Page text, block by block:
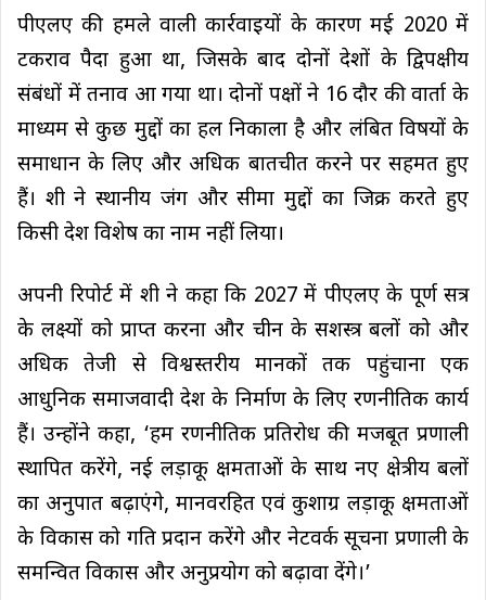
पीएलए की हमले वाली कार्रवाइयों के कारण मई 2020 में
टकराव पैदा हुआ था, जिसके बाद दोनों देशों के द्विपक्षीय
संबंधों में तनाव आ गया था। दोनों पक्षों ने 16 दौर की वार्ता के
माध्यम से कुछ मुद्दों का हल निकाला है और लंबित विषयों के
समाधान के लिए और अधिक बातचीत करने पर सहमत हुए
हैं। शी ने स्थानीय जंग और सीमा मुद्दों का जिक्र करते हुए
किसी देश विशेष का नाम नहीं लिया।
अपनी रिपोर्ट में शी ने कहा कि 2027 में पीएलए के पूर्ण सत्र
के लक्ष्यों को प्राप्त करना और चीन के सशस्त्र बलों को और
अधिक तेजी से विश्वस्तरीय मानकों तक पहुंचाना एक
आधुनिक समाजवादी देश के निर्माण के लिए रणनीतिक कार्य
हैं। उन्होंने कहा, ‘हम रणनीतिक प्रतिरोध की मजबूत प्रणाली
स्थापित करेंगे, नई लड़ाकू क्षमताओं के साथ नए क्षेत्रीय बलों
का अनुपात बढ़ाएंगे, मानवरहित एवं कुशाग्र लड़ाकू क्षमताओं
के विकास को गति प्रदान करेंगे और नेटवर्क सूचना प्रणाली के
समन्वित विकास और अनुप्रयोग को बढ़ावा देंगे।’